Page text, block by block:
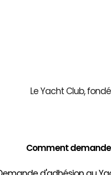
Le Yacht Club,
Comment